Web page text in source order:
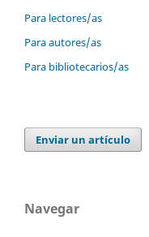
Para lectores/as
Para autores/as
Para bibliotecarios/as
Enviar un artículo
Navegar